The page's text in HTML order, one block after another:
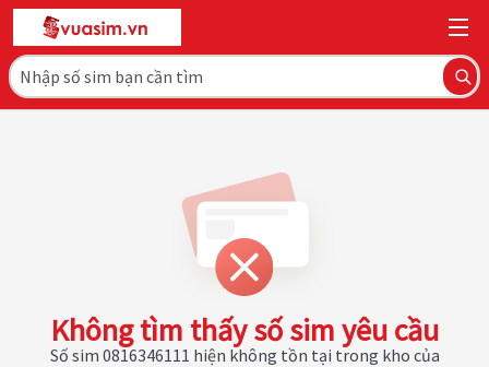
Không tìm thấy số sim yêu cầu
Số sim 0816346111 hiện không tồn tại trong kho của